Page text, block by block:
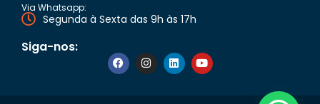
Via Whatsapp:
Segunda à Sexta das 9h às 17h
Siga-nos: